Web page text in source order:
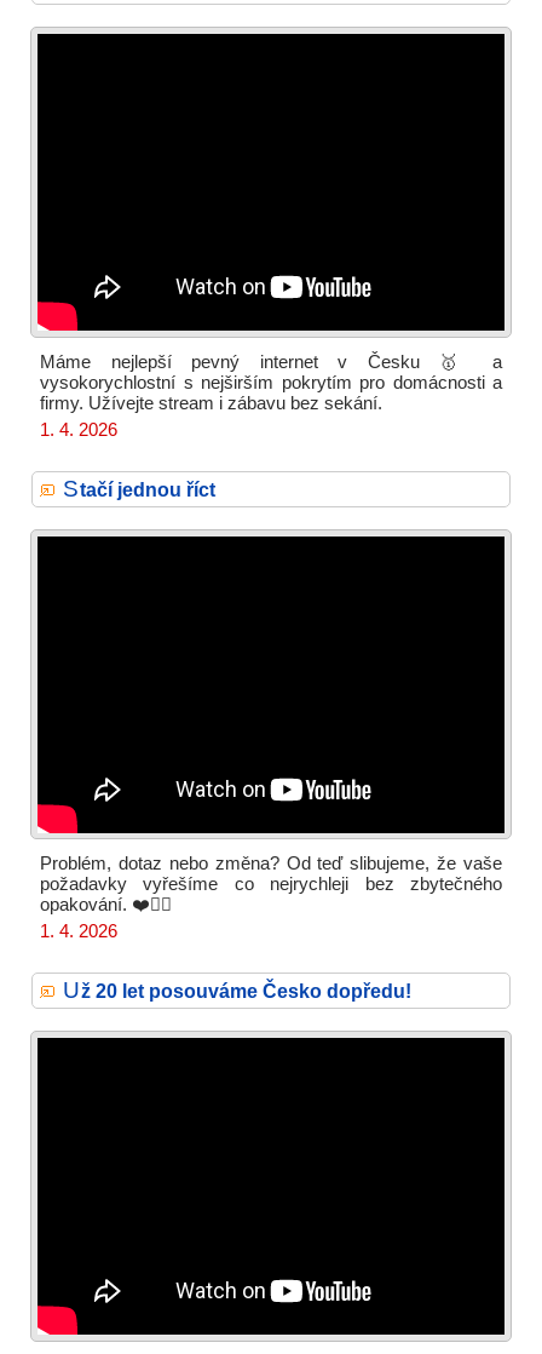
Máme nejlepší pevný internet v Česku 🥇 a
vysokorychlostní s nejširším pokrytím pro domácnosti a
firmy. Užívejte stream i zábavu bez sekání.
1. 4. 2026
Stačí jednou říct
Problém, dotaz nebo změna? Od teď slibujeme, že vaše
požadavky vyřešíme co nejrychleji bez zbytečného
opakování. ❤️✌🏻
1. 4. 2026
Už 20 let posouváme Česko dopředu!